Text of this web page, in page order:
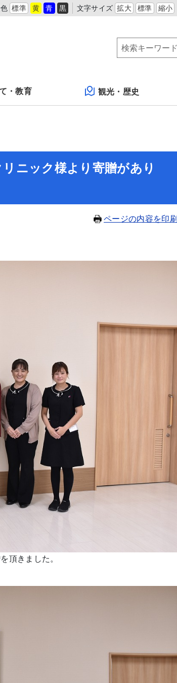
標準 黄 青 黒 文字サイズ 拡大 標準 縮小
・教育 観光・歴史
ニック様より寄贈があり
ページの内容を印刷
頂きました。